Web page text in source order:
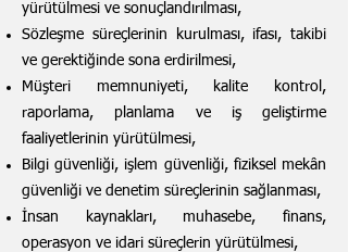
yürütülmesi ve sonuçlandırılması,
Sözleşme süreçlerinin kurulması, ifası, takibi
ve gerektiğinde sona erdirilmesi,
Müşteri memnuniyeti, kalite kontrol,
raporlama, planlama ve iş geliştirme
faaliyetlerinin yürütülmesi,
Bilgi güvenliği, işlem güvenliği, fiziksel mekân
güvenliği ve denetim süreçlerinin sağlanması,
İnsan kaynakları, muhasebe, finans,
operasyon ve idari süreçlerin yürütülmesi,